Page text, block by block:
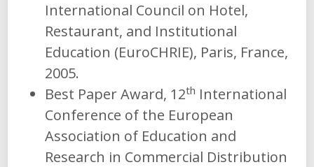
International Council on Hotel,
Restaurant, and Institutional
Education (EuroCHRIE), Paris, France,
2005.
Best Paper Award, 12th International
Conference of the European
Association of Education and
Research in Commercial Distribution